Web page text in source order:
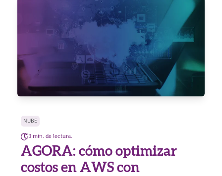
NUBE
3 min. de lectura.
AGORA: cómo optimizar
costos en AWS con